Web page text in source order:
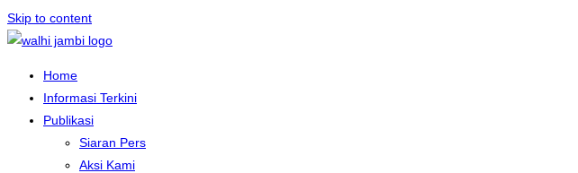
Skip to content
Home
Informasi Terkini
Publikasi
Siaran Pers
Aksi Kami